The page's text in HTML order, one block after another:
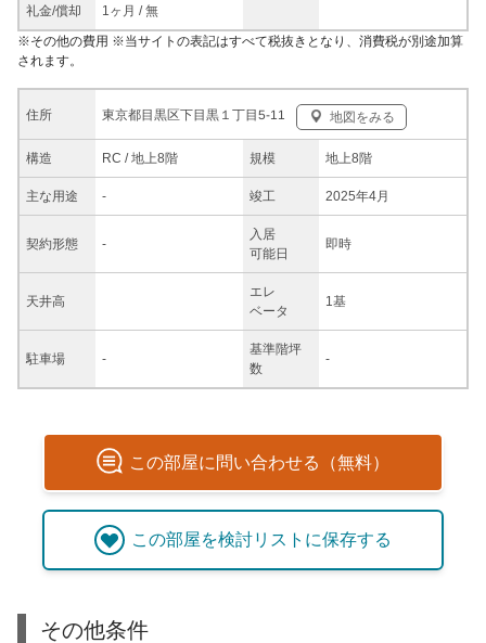
礼金/償却 1ヶ月 /無
住所 東京都目黒区下目黒１丁目5-11 地図をみる
構造 RC / 地上8階 規模 地上8階
主な用途 - 竣工 2025年4月
契約形態 -
入居
可能日
即時
天井高
エレ
ベータ
1基
駐車場 -
基準階坪
数
-
※その他の費用 ※当サイトの表記はすべて税抜きとなり、消費税が別途加算
されます。
この部屋に問い合わせる（無料）
この部屋を検討リストに保存する
その他条件